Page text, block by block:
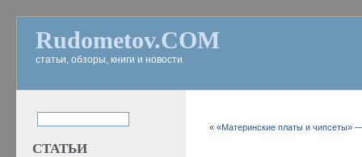
Rudometov.COM
статьи, обзоры, книги и новости
««Материнские платы и чипсеты»
СТАТЬИ